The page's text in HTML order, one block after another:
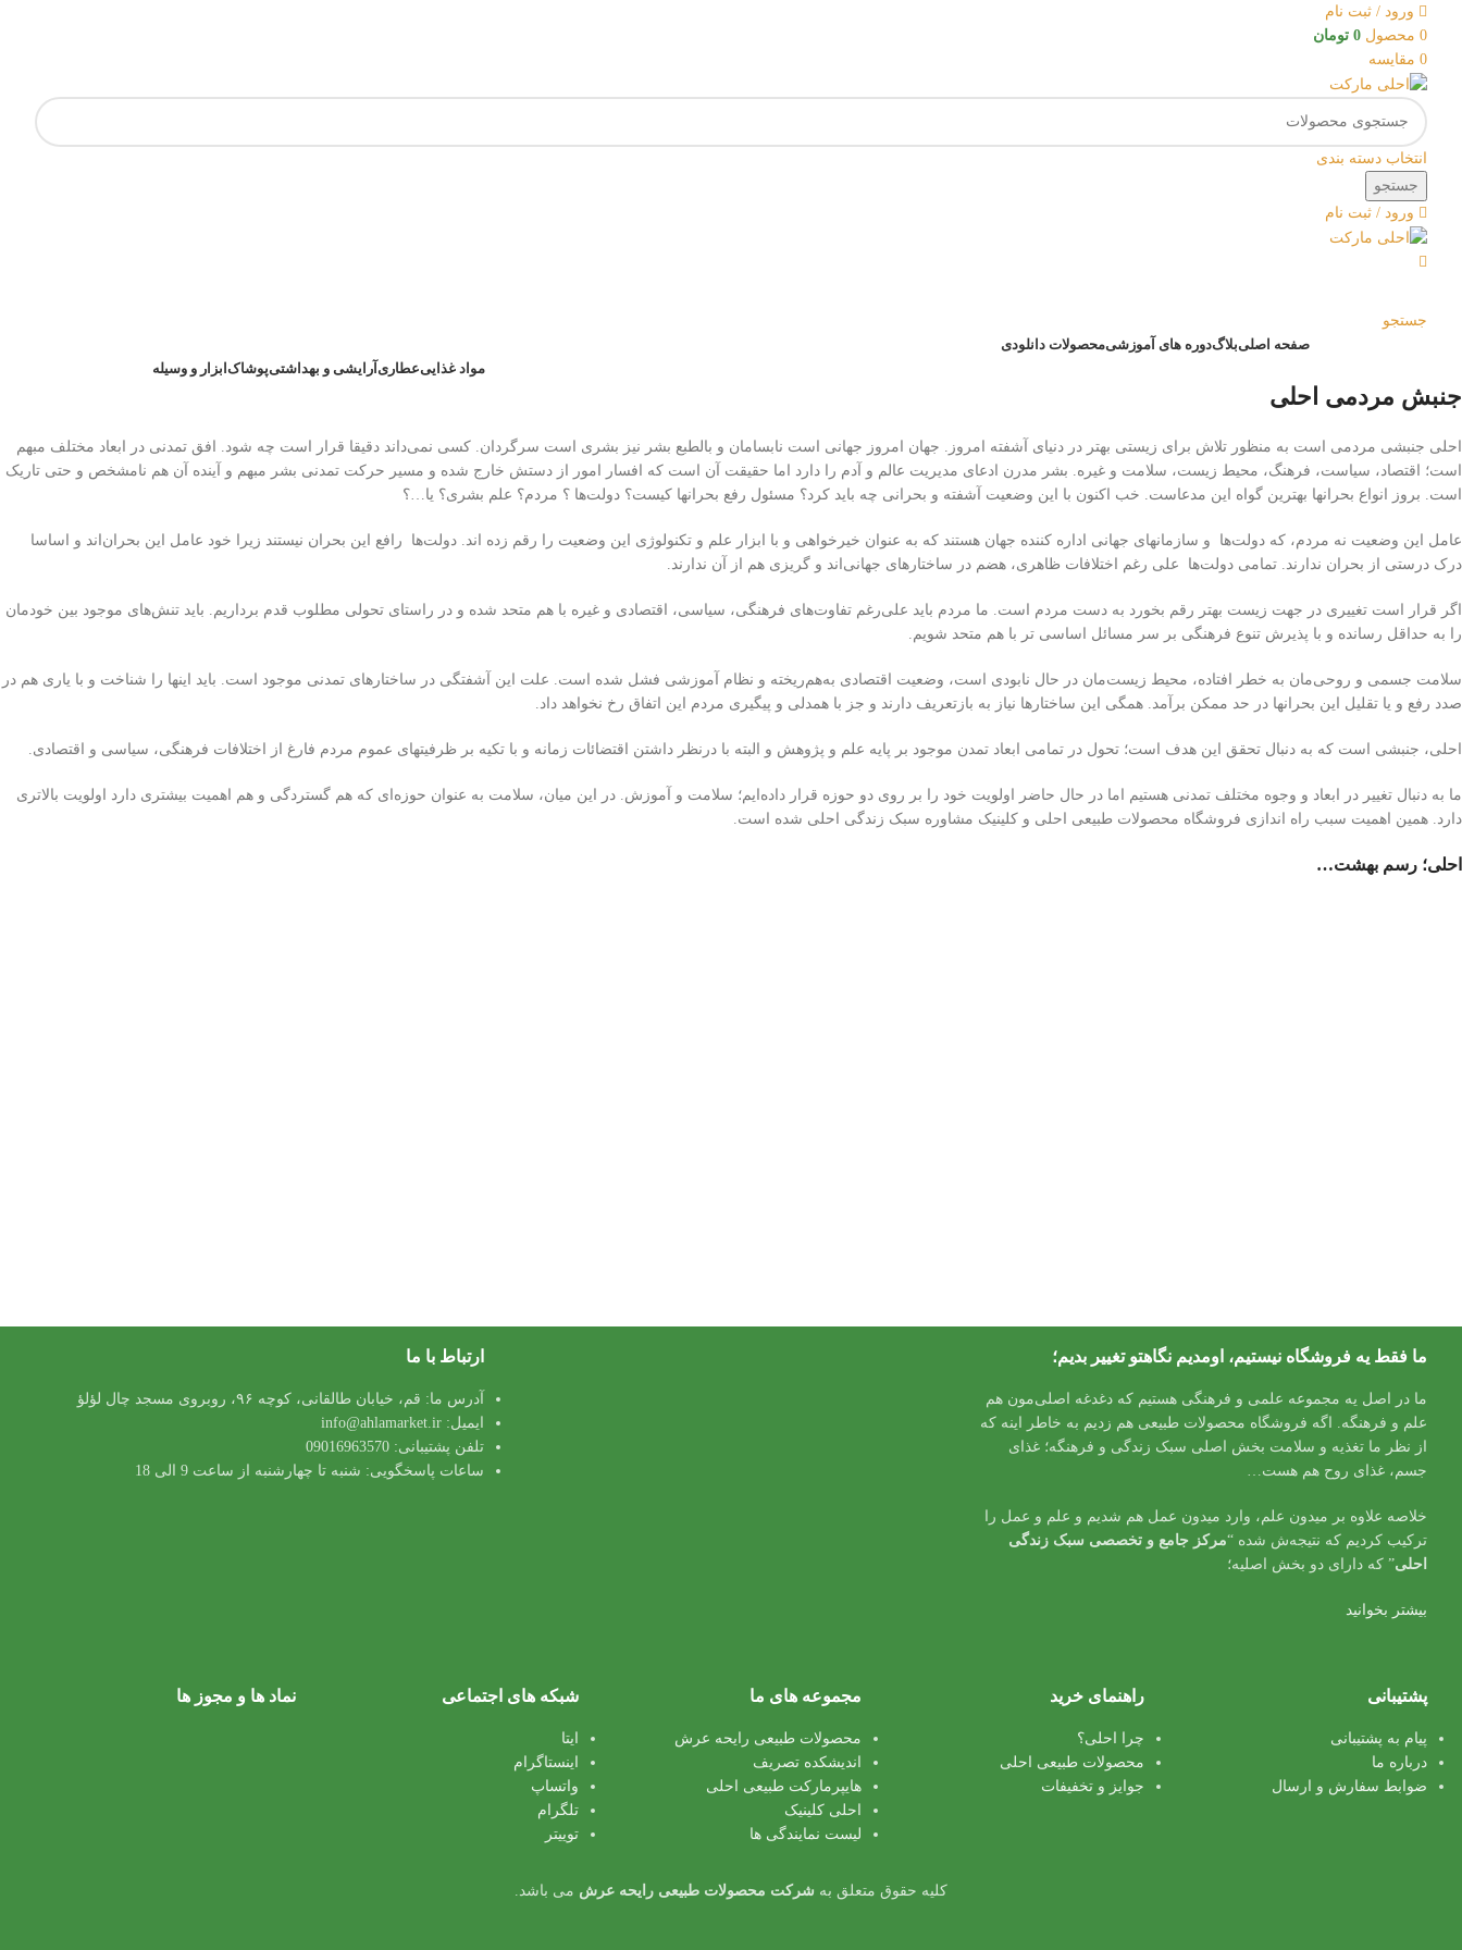
ورود / ثبت نام
0 محصول 0 تومان
0 مقایسه
انتخاب دسته بندی
جستجو
ورود / ثبت نام
جستجو
صفحه اصلیبلاگدوره های آموزشیمحصولات دانلودی
مواد غذاییعطاریآرایشی و بهداشتیپوشاکابزار و وسیله
جنبش مردمی احلی
احلی جنبشی مردمی است به منظور تلاش برای زیستی بهتر در دنیای آشفته امروز. جهان امروز جهانی است نابسامان و بالطبع بشر نیز بشری است سرگردان. کسی نمی‌داند دقیقا قرار است چه شود. افق تمدنی در ابعاد مختلف مبهم
است؛ اقتصاد، سیاست، فرهنگ، محیط زیست، سلامت و غیره. بشر مدرن ادعای مدیریت عالم و آدم را دارد اما حقیقت آن است که افسار امور از دستش خارج شده و مسیر حرکت تمدنی بشر مبهم و آینده آن هم نامشخص و حتی تاریک
است. بروز انواع بحرانها بهترین گواه این مدعاست. خب اکنون با این وضعیت آشفته و بحرانی چه باید کرد؟ مسئول رفع بحرانها کیست؟ دولت‌ها ؟ مردم؟ علم بشری؟ یا…؟
عامل این وضعیت نه مردم، که دولت‌ها و سازمانهای جهانی اداره کننده جهان هستند که به عنوان خیرخواهی و با ابزار علم و تکنولوژی این وضعیت را رقم زده اند. دولت‌ها رافع این بحران نیستند زیرا خود عامل این بحران‌اند و اساسا
درک درستی از بحران ندارند. تمامی دولت‌ها علی رغم اختلافات ظاهری، هضم در ساختارهای جهانی‌اند و گریزی هم از آن ندارند.
اگر قرار است تغییری در جهت زیست بهتر رقم بخورد به دست مردم است. ما مردم باید علی‌رغم تفاوت‌های فرهنگی، سیاسی، اقتصادی و غیره با هم متحد شده و در راستای تحولی مطلوب قدم برداریم. باید تنش‌های موجود بین خودمان
را به حداقل رسانده و با پذیرش تنوع فرهنگی بر سر مسائل اساسی تر با هم متحد شویم.
سلامت جسمی و روحی‌مان به خطر افتاده، محیط زیست‌مان در حال نابودی است، وضعیت اقتصادی به‌هم‌ریخته و نظام آموزشی فشل شده است. علت این آشفتگی در ساختارهای تمدنی موجود است. باید اینها را شناخت و با یاری هم در
صدد رفع و یا تقلیل این بحرانها در حد ممکن برآمد. همگی این ساختارها نیاز به بازتعریف دارند و جز با همدلی و پیگیری مردم این اتفاق رخ نخواهد داد.
احلی، جنبشی است که به دنبال تحقق این هدف است؛ تحول در تمامی ابعاد تمدن موجود بر پایه علم و پژوهش و البته با درنظر داشتن اقتضائات زمانه و با تکیه بر ظرفیتهای عموم مردم فارغ از اختلافات فرهنگی، سیاسی و اقتصادی.
ما به دنبال تغییر در ابعاد و وجوه مختلف تمدنی هستیم اما در حال حاضر اولویت خود را بر روی دو حوزه قرار داده‌ایم؛ سلامت و آموزش. در این میان، سلامت به عنوان حوزه‌ای که هم گستردگی و هم اهمیت بیشتری دارد اولویت بالاتری
دارد. همین اهمیت سبب راه اندازی فروشگاه محصولات طبیعی احلی و کلینیک مشاوره سبک زندگی احلی شده است.
احلی؛ رسم بهشت…
ما فقط یه فروشگاه نیستیم، اومدیم نگاهتو تغییر بدیم؛
ما در اصل یه مجموعه علمی و فرهنگی هستیم که دغدغه اصلی‌مون هم
علم و فرهنگه. اگه فروشگاه محصولات طبیعی هم زدیم به خاطر اینه که
از نظر ما تغذیه و سلامت بخش اصلی سبک زندگی و فرهنگه؛ غذای
جسم، غذای روح هم هست…
خلاصه علاوه بر میدون علم، وارد میدون عمل هم شدیم و علم و عمل را
ترکیب کردیم که نتیجه‌ش شده “مرکز جامع و تخصصی سبک زندگی
احلی” که دارای دو بخش اصلیه؛
بیشتر بخوانید
ارتباط با ما
آدرس ما: قم، خیابان طالقانی، کوچه ۹۶، روبروی مسجد چال لؤلؤ
ایمیل: info@ahlamarket.ir
تلفن پشتیبانی: 09016963570
ساعات پاسخگویی: شنبه تا چهارشنبه از ساعت 9 الی 18
پشتیبانی
پیام به پشتیبانی
درباره ما
ضوابط سفارش و ارسال
راهنمای خرید
چرا احلی؟
محصولات طبیعی احلی
جوایز و تخفیفات
مجموعه های ما
محصولات طبیعی رایحه عرش
اندیشکده تصریف
هایپرمارکت طبیعی احلی
احلی کلینیک
لیست نمایندگی ها
شبکه های اجتماعی
ایتا
اینستاگرام
واتساپ
تلگرام
توییتر
نماد ها و مجوز ها
کلیه حقوق متعلق به شرکت محصولات طبیعی رایحه عرش می باشد.